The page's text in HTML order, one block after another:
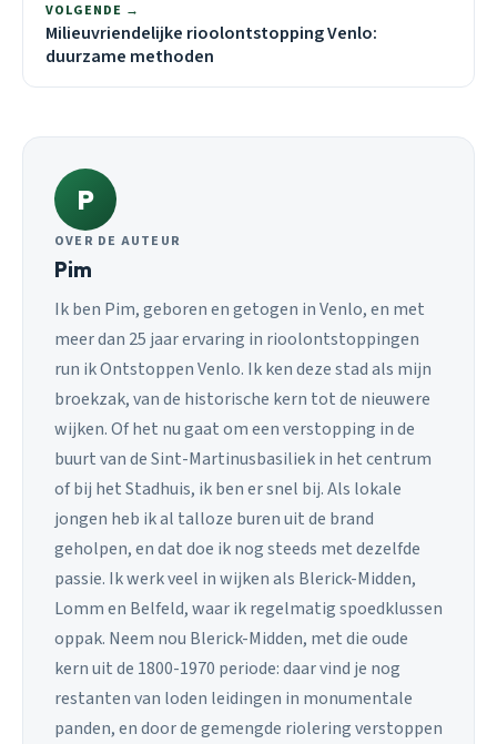
VOLGENDE →
Milieuvriendelijke rioolontstopping Venlo:
duurzame methoden
P
OVER DE AUTEUR
Pim
Ik ben Pim, geboren en getogen in Venlo, en met
meer dan 25 jaar ervaring in rioolontstoppingen
run ik Ontstoppen Venlo. Ik ken deze stad als mijn
broekzak, van de historische kern tot de nieuwere
wijken. Of het nu gaat om een verstopping in de
buurt van de Sint-Martinusbasiliek in het centrum
of bij het Stadhuis, ik ben er snel bij. Als lokale
jongen heb ik al talloze buren uit de brand
geholpen, en dat doe ik nog steeds met dezelfde
passie. Ik werk veel in wijken als Blerick-Midden,
Lomm en Belfeld, waar ik regelmatig spoedklussen
oppak. Neem nou Blerick-Midden, met die oude
kern uit de 1800-1970 periode: daar vind je nog
restanten van loden leidingen in monumentale
panden, en door de gemengde riolering verstoppen